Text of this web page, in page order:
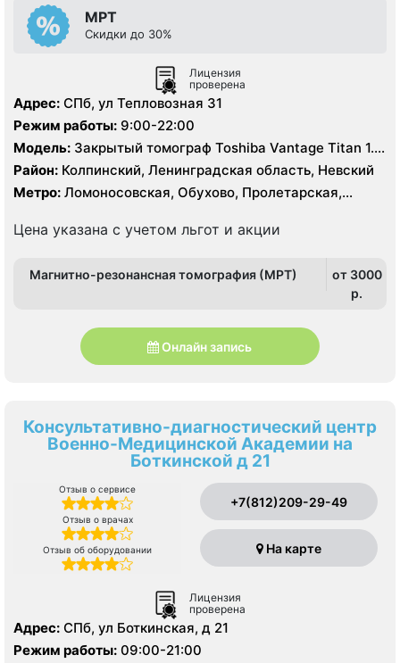
МРТ
Скидки до 30%
Лицензия
проверена
Адрес: СПб, ул Тепловозная 31
Режим работы: 9:00-22:00
Модель: Закрытый томограф Toshiba Vantage Titan 1.5
Тесла
Район: Колпинский, Ленинградская область, Невский
Метро: Ломоносовская, Обухово, Пролетарская,
Цена указана с учетом льгот и акции
Магнитно-резонансная томография (МРТ)
от 3000
p.
Онлайн запись
Консультативно-диагностический центр
Военно-Медицинской Академии на
Боткинской д 21
Отзыв о сервисе
Отзыв о врачах
Отзыв об оборудовании
+7(812)209-29-49
На карте
Лицензия
проверена
Адрес: СПб, ул Боткинская, д 21
Режим работы: 09:00-21:00